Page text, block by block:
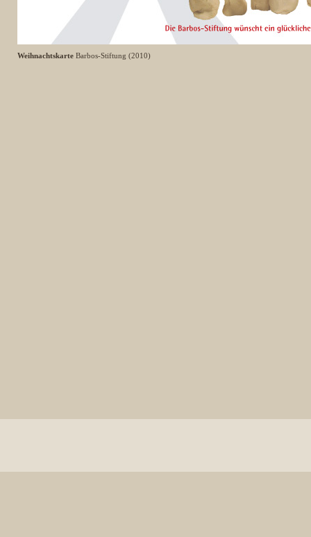
Weihnachtskarte Barbos-Stiftung (2010)